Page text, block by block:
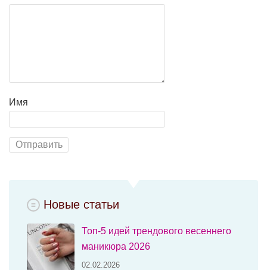
Имя
Новые статьи
Топ-5 идей трендового весеннего
маникюра 2026
02.02.2026